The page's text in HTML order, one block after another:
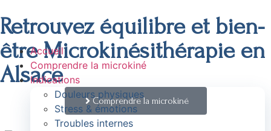
Accueil
Comprendre la microkiné
Indications
Douleurs physiques
Stress & émotions
Troubles internes
Retrouvez équilibre et bien-
être Microkinésithérapie en
Alsace
Comprendre la microkiné